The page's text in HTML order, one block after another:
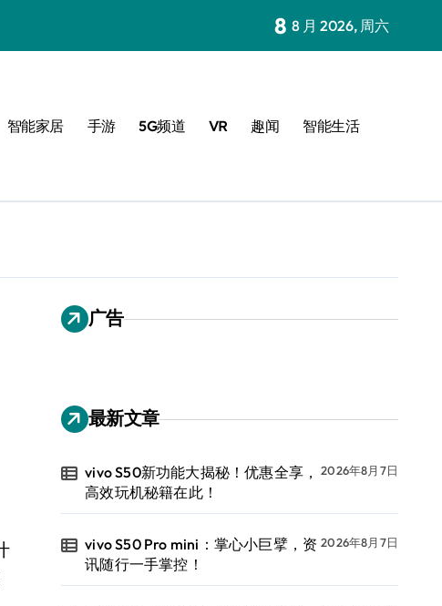
8 8 月 2026, 周六
智能家居 手游 5G频道 VR 趣闻 智能生活
广告
最新文章
vivo S50新功能大揭秘！优惠全享，
高效玩机秘籍在此！
2026年8月7日
vivo S50 Pro mini：掌心小巨擘，资
讯随行一手掌控！
2026年8月7日